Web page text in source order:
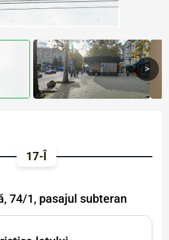
>
17-Î
74/1, pasajul subteran